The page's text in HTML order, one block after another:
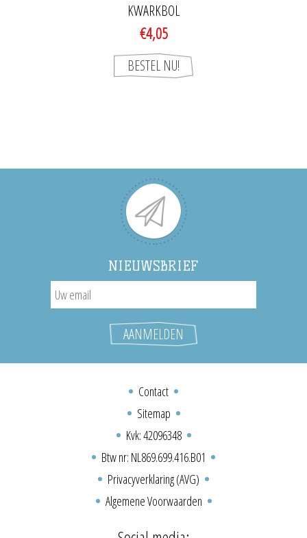
KWARKBOL
€4,05
NIEUWSBRIEF
Contact
Sitemap
Kvk: 42096348
Btw nr: NL869.699.416.B01
Privacyverklaring (AVG)
Algemene Voorwaarden